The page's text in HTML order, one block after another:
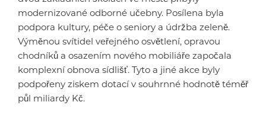
modernizované odborné učebny. Posílena byla
podpora kultury, péče o seniory a údržba zeleně.
Výměnou svítidel veřejného osvětlení, opravou
chodníků a osazením nového mobiliáře započala
komplexní obnova sídlišť. Tyto a jiné akce byly
podpořeny ziskem dotací v souhrnné hodnotě téměř
půl miliardy Kč.